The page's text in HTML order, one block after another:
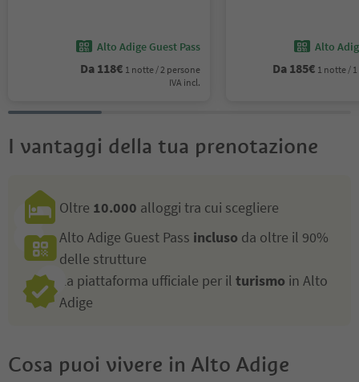
Alto Adige Guest Pass
Da 118€ 1 notte / 2 persone
IVA incl.
Alto
Da 185€ 1 notte /
I vantaggi della tua prenotazione
Oltre 10.000 alloggi tra cui scegliere
Alto Adige Guest Pass incluso da oltre il 90%
delle strutture
La piattaforma ufficiale per il turismo in Alto
Adige
Cosa puoi vivere in Alto Adige